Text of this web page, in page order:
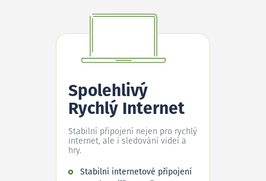
Spolehlivý
Rychlý Internet
Stabilní připojení nejen pro rychlý
internet, ale i sledování videí a
hry.
Stabilní internetové připojení